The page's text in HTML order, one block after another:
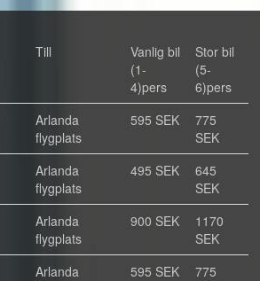
Till
Vanlig bil
(1-
4)pers
Stor bil
(5-
6)pers
Arlanda
flygplats
595 SEK
775
SEK
Arlanda
flygplats
495 SEK
645
SEK
Arlanda
flygplats
900 SEK
1170
SEK
Arlanda
595 SEK
775